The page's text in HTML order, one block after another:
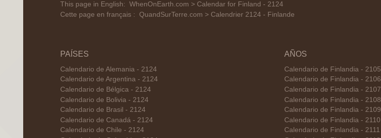
This page in English: WhenOnEarth.com > Calendar for Finland - 2124
Cette page en français : QuandSurTerre.com > Calendrier 2124 - Finlande
PAÍSES
Calendario de Alemania - 2124
Calendario de Argentina - 2124
Calendario de Bélgica - 2124
Calendario de Bolivia - 2124
Calendario de Brasil - 2124
Calendario de Canadá - 2124
Calendario de Chile - 2124
AÑOS
Calendario de Finlandia - 2105
Calendario de Finlandia - 2106
Calendario de Finlandia - 2107
Calendario de Finlandia - 2108
Calendario de Finlandia - 2109
Calendario de Finlandia - 2110
Calendario de Finlandia - 2111